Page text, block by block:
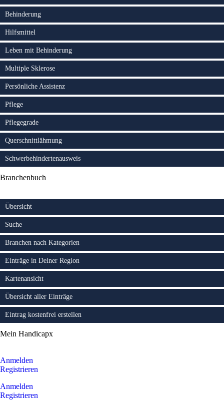
Behinderung
Hilfsmittel
Leben mit Behinderung
Multiple Sklerose
Persönliche Assistenz
Pflege
Pflegegrade
Querschnittlähmung
Schwerbehindertenausweis
Branchenbuch
Übersicht
Suche
Branchen nach Kategorien
Einträge in Deiner Region
Kartenansicht
Übersicht aller Einträge
Eintrag kostenfrei erstellen
Mein Handicapx
Anmelden
Registrieren
Anmelden
Registrieren